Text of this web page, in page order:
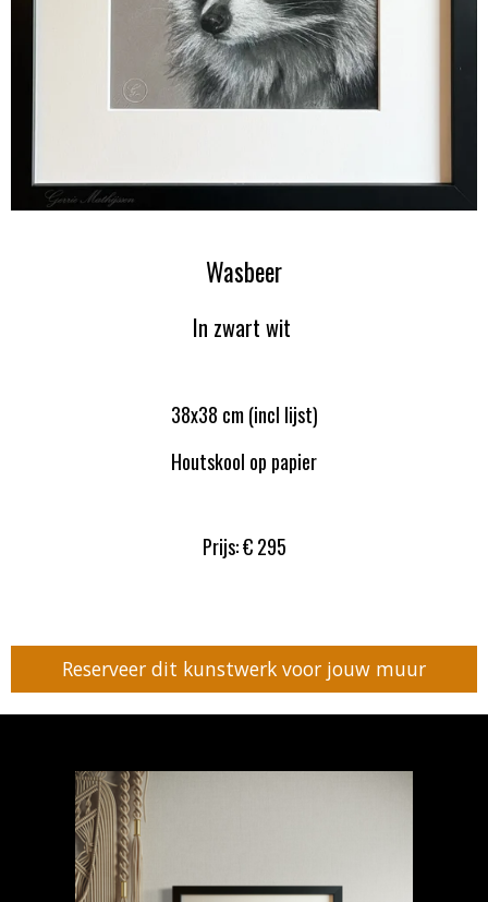
Wasbeer
In zwart wit
38x38 cm (incl lijst)
Houtskool op papier
Prijs: € 295
Reserveer dit kunstwerk voor jouw muur